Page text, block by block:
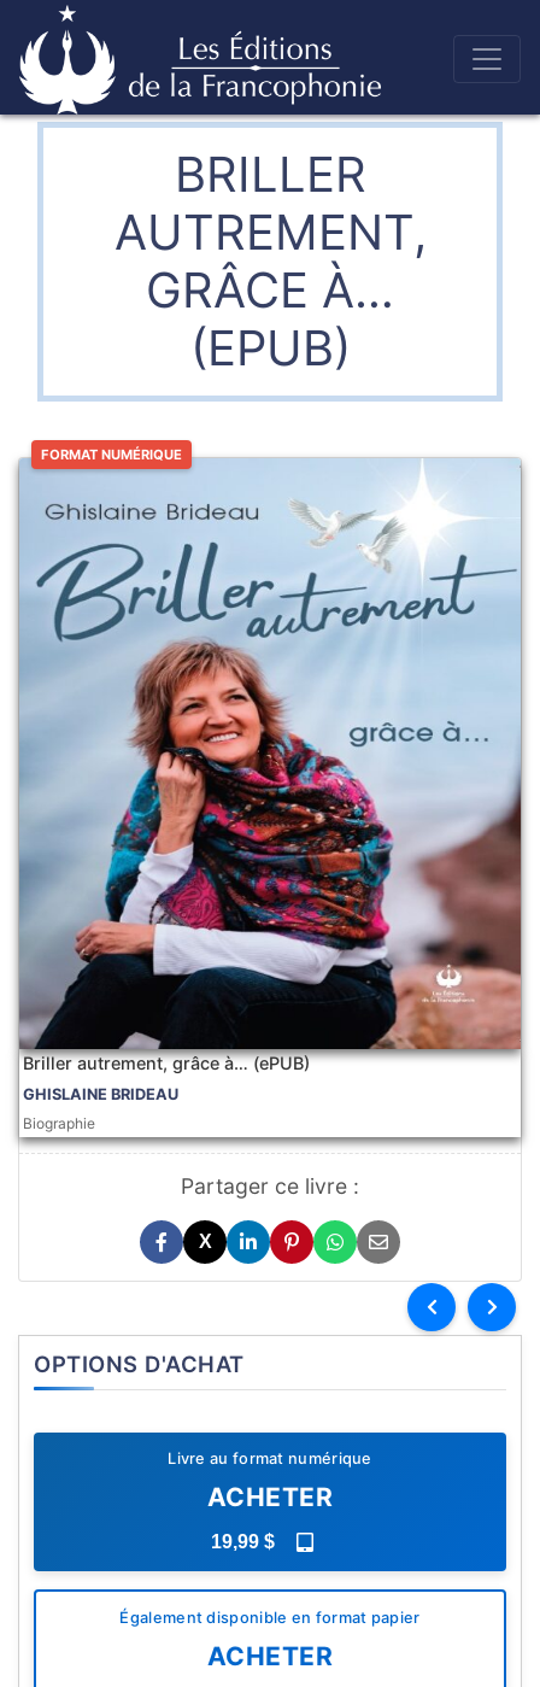
Skip
to Éditions de la francophonie
BRILLER
AUTREMENT,
GRÂCE À…
(EPUB)
FORMAT NUMÉRIQUE
Briller autrement, grâce à… (ePUB)
GHISLAINE BRIDEAU
Biographie
Partager ce livre :
X
OPTIONS D'ACHAT
Livre au format numérique
ACHETER
19,99 $
Également disponible en format papier
ACHETER